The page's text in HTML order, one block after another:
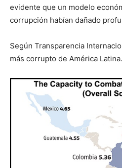
evidente que un modelo
corrupción habían dañado
Según Transparencia
más corrupto de América Latina.